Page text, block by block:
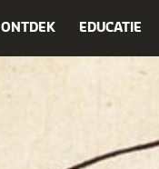
ONTDEK EDUCATIE